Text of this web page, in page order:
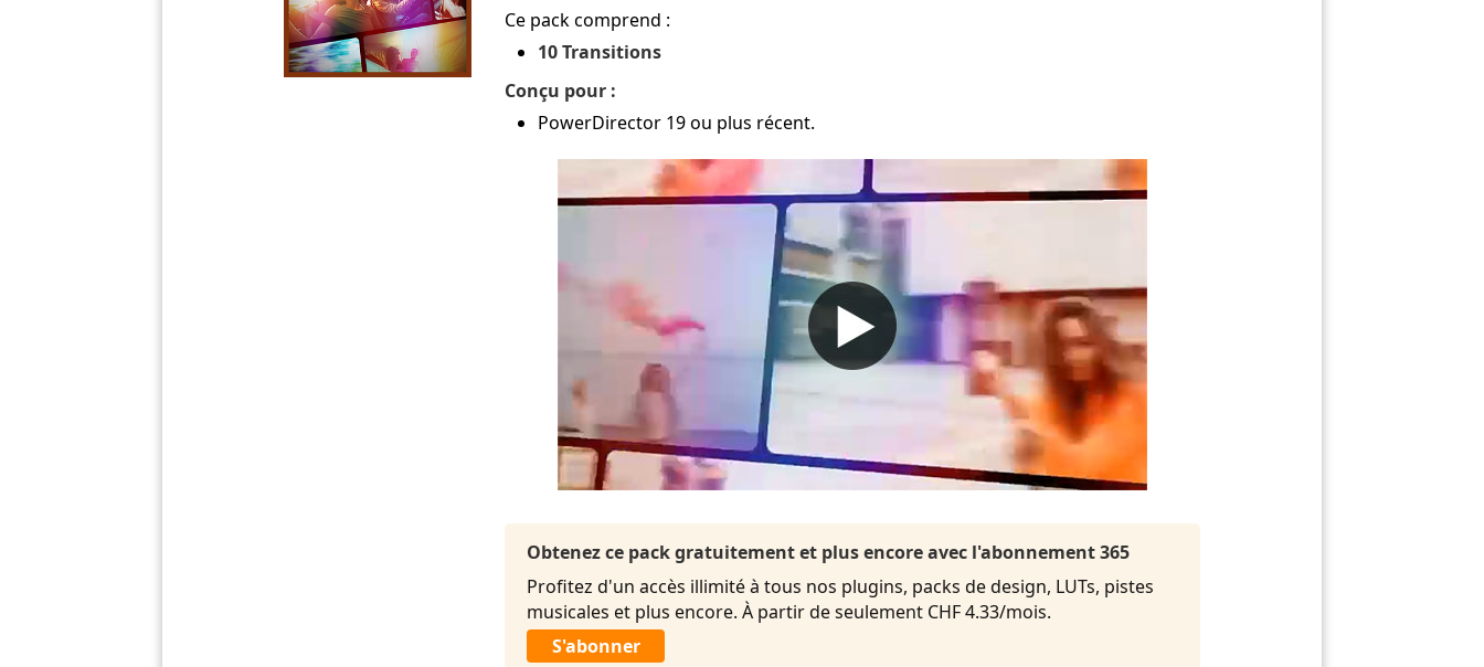
Ce pack comprend :
10 Transitions
Conçu pour :
PowerDirector 19 ou plus récent.
Obtenez ce pack gratuitement et plus encore avec l'abonnement 365
Profitez d'un accès illimité à tous nos plugins, packs de design, LUTs, pistes
musicales et plus encore. À partir de seulement CHF 4.33/mois.
S'abonner